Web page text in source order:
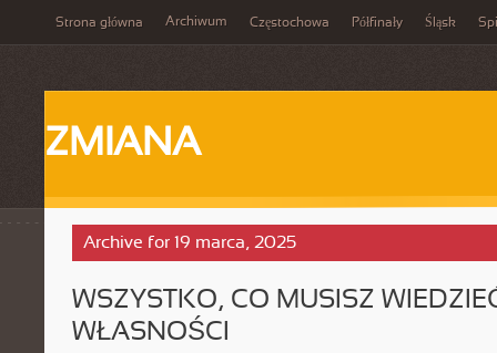
Strona główna Archiwum Częstochowa Półfinały Śląsk
ZMIANA
Archive for 19 marca, 2025
WSZYSTKO, CO MUSISZ
WŁASNOŚCI